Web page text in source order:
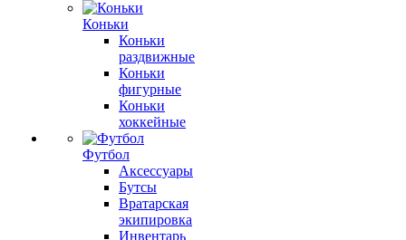
Коньки
Коньки
раздвижные
Коньки
фигурные
Коньки
хоккейные
Футбол
Аксессуары
Бутсы
Вратарская
экипировка
Инвентарь